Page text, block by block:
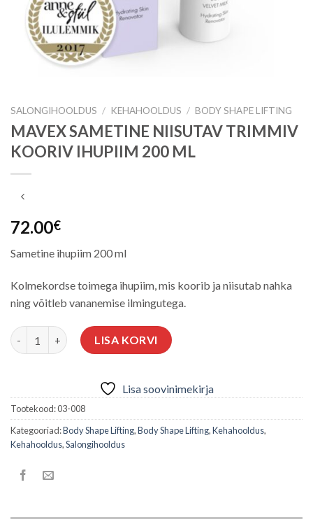
SALONGIHOOLDUS / KEHAHOOLDUS / BODY SHAPE LIFTING
MAVEX SAMETINE NIISUTAV TRIMMIV
KOORIV IHUPIIM 200 ML
72.00€
Sametine ihupiim 200 ml
Kolmekordse toimega ihupiim, mis koorib ja niisutab nahka
ning võitleb vananemise ilmingutega.
MAVEX SAMETINE NIISUTAV TRIMMIV KOORIV IHUPIIM 200
LISA KORVI
Lisa soovinimekirja
Tootekood:03-008
Kategooriad:Body Shape Lifting,Body Shape Lifting,Kehahooldus,
Kehahooldus,Salongihooldus